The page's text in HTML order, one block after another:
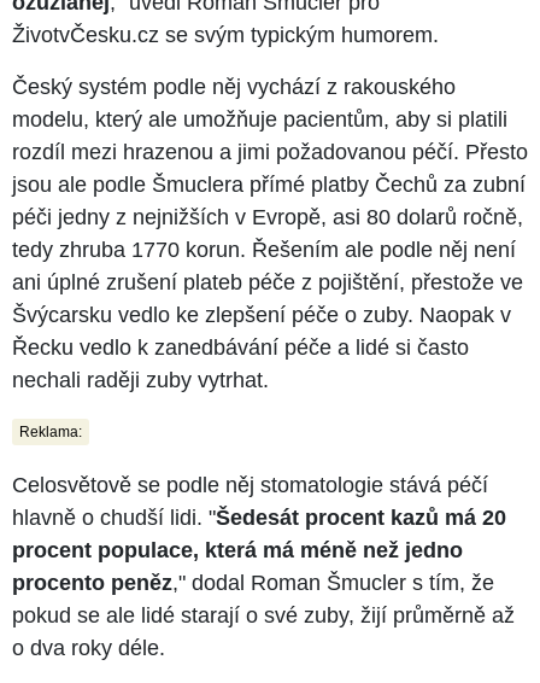
ŽivotvČesku.cz se svým typickým humorem.
Český systém podle něj vychází z rakouského
modelu, který ale umožňuje pacientům, aby si platili
rozdíl mezi hrazenou a jimi požadovanou péčí. Přesto
jsou ale podle Šmuclera přímé platby Čechů za zubní
péči jedny z nejnižších v Evropě, asi 80 dolarů ročně,
tedy zhruba 1770 korun. Řešením ale podle něj není
ani úplné zrušení plateb péče z pojištění, přestože ve
Švýcarsku vedlo ke zlepšení péče o zuby. Naopak v
Řecku vedlo k zanedbávání péče a lidé si často
nechali raději zuby vytrhat.
Reklama:
Celosvětově se podle něj stomatologie stává péčí
hlavně o chudší lidi. "Šedesát procent kazů má 20
procent populace, která má méně než jedno
procento peněz," dodal Roman Šmucler s tím, že
pokud se ale lidé starají o své zuby, žijí průměrně až
o dva roky déle.